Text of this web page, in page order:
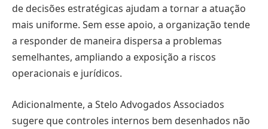
de decisões estratégicas ajudam a tornar a atuação
mais uniforme. Sem esse apoio, a organização tende
a responder de maneira dispersa a problemas
semelhantes, ampliando a exposição a riscos
operacionais e jurídicos.
Adicionalmente, a Stelo Advogados Associados
sugere que controles internos bem desenhados não